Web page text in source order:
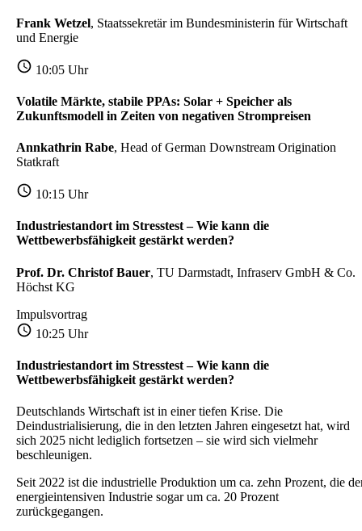
Frank Wetzel, Staatssekretär im Bundesministerin für Wirtschaft
und Energie
10:05 Uhr
Volatile Märkte, stabile PPAs: Solar + Speicher als
Zukunftsmodell in Zeiten von negativen Strompreisen
Annkathrin Rabe, Head of German Downstream Origination
Statkraft
10:15 Uhr
Industriestandort im Stresstest – Wie kann die
Wettbewerbsfähigkeit gestärkt werden?
Prof. Dr. Christof Bauer, TU Darmstadt, Infraserv GmbH & Co.
Höchst KG
Impulsvortrag
10:25 Uhr
Industriestandort im Stresstest – Wie kann die
Wettbewerbsfähigkeit gestärkt werden?
Deutschlands Wirtschaft ist in einer tiefen Krise. Die
Deindustrialisierung, die in den letzten Jahren eingesetzt hat, wird
sich 2025 nicht lediglich fortsetzen – sie wird sich vielmehr
beschleunigen.
Seit 2022 ist die industrielle Produktion um ca. zehn Prozent, die
energieintensiven Industrie sogar um ca. 20 Prozent
zurückgegangen.